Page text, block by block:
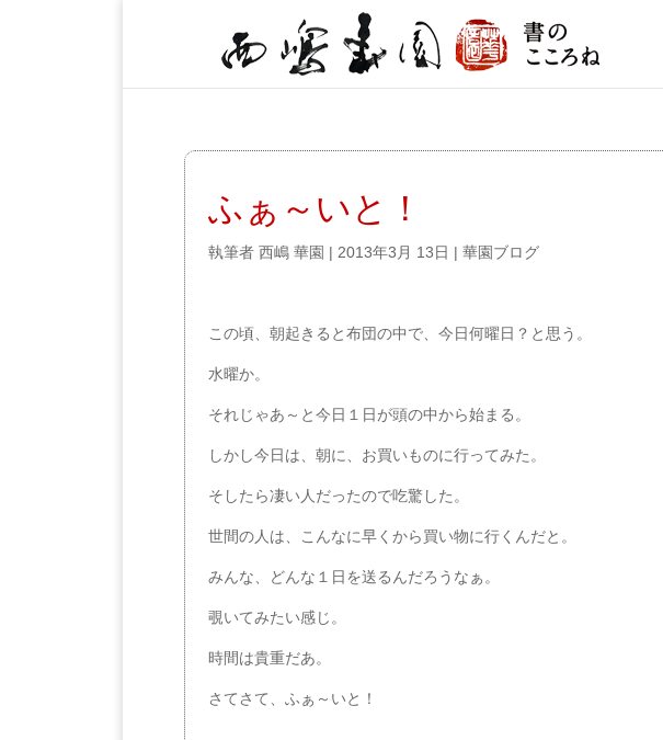
ふぁ～いと！
執筆者 西嶋 華園 | 2013年3月 13日 | 華園ブログ
この頃、朝起きると布団の中で、今日何曜日？と思う。
水曜か。
それじゃあ～と今日１日が頭の中から始まる。
しかし今日は、朝に、お買いものに行ってみた。
そしたら凄い人だったので吃驚した。
世間の人は、こんなに早くから買い物に行くんだと。
みんな、どんな１日を送るんだろうなぁ。
覗いてみたい感じ。
時間は貴重だあ。
さてさて、ふぁ～いと！